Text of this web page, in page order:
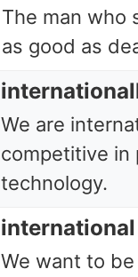
The man who
as good as
We are
competitive in
technology.
international
We want to